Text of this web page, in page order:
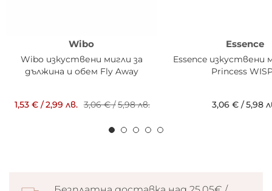
Wibo
Wibo изкуствени мигли за
дължина и обем Fly Away
1,53 €/2,99 лв. 3,06 €/5,98 лв.
Essence
Essence изкуствени
Princess
3,06 €/5,98